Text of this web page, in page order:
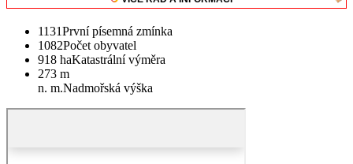
1131První písemná zmínka
1082Počet obyvatel
918 haKatastrální výměra
273 m
n. m.Nadmořská výška